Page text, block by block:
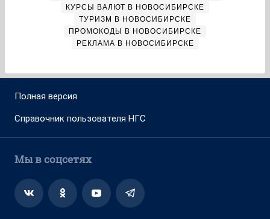
КУРСЫ ВАЛЮТ В НОВОСИБИРСКЕ
ТУРИЗМ В НОВОСИБИРСКЕ
ПРОМОКОДЫ В НОВОСИБИРСКЕ
РЕКЛАМА В НОВОСИБИРСКЕ
Полная версия
Справочник пользователя НГС
Мы в соцсетях